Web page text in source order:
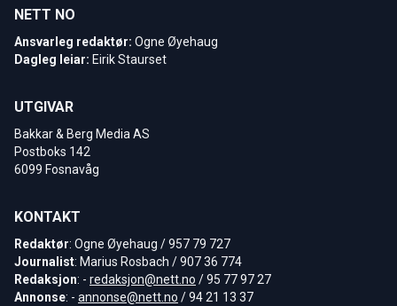
NETT NO
Ansvarleg redaktør: Ogne Øyehaug
Dagleg leiar: Eirik Staurset
UTGIVAR
Bakkar & Berg Media AS
Postboks 142
6099 Fosnavåg
KONTAKT
Redaktør: Ogne Øyehaug / 957 79 727
Journalist: Marius Rosbach / 907 36 774
Redaksjon: - redaksjon@nett.no / 95 77 97 27
Annonse: - annonse@nett.no / 94 21 13 37